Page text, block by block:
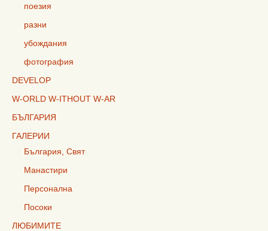
поезия
разни
убождания
фотография
DEVELOP
W-ORLD W-ITHOUT W-AR
БЪЛГАРИЯ
ГАЛЕРИИ
България, Свят
Манастири
Персонална
Посоки
ЛЮБИМИТЕ